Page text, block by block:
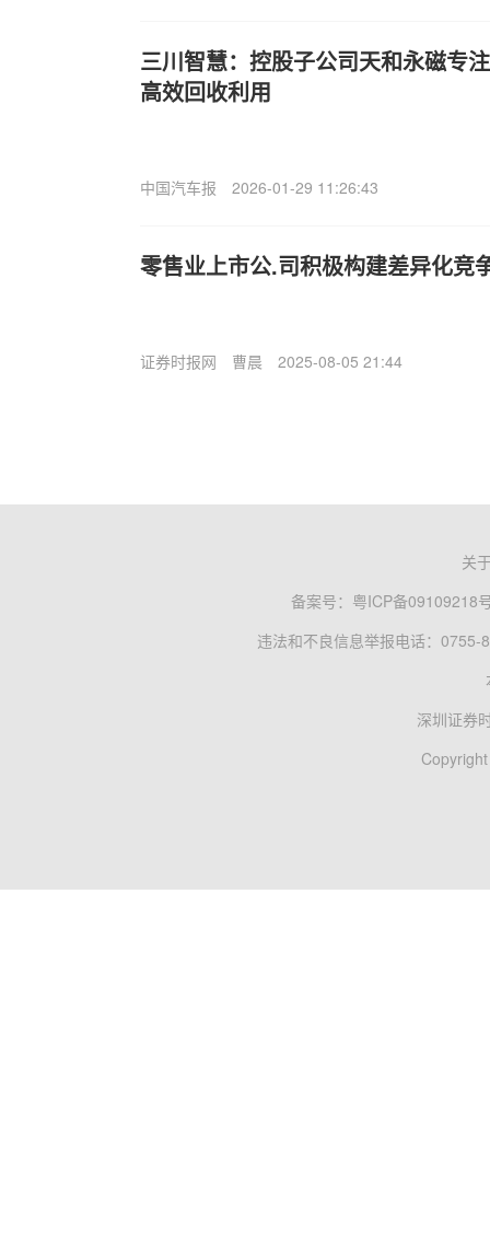
三川智慧：控股子公司天和永磁专
高效回收利用
中国汽车报 2026-01-29 11:26:43
零售业上市公.司积极构建差异化竞
证券时报网 曹晨 2025-08-05 21:44
关
备案号： 粤ICP备09109218
违法和不良信息举报电话：0755-
深圳证券